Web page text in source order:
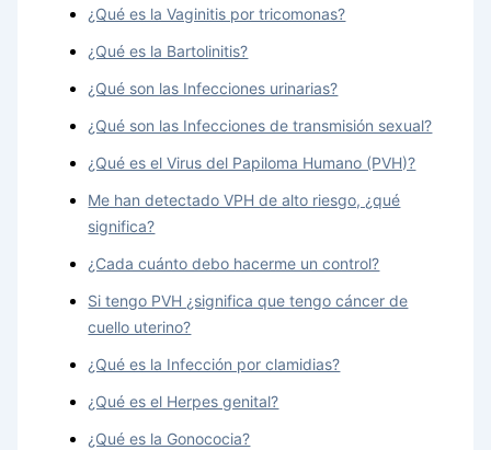
¿Qué es la Vaginitis por tricomonas?
¿Qué es la Bartolinitis?
¿Qué son las Infecciones urinarias?
¿Qué son las Infecciones de transmisión sexual?
¿Qué es el Virus del Papiloma Humano (PVH)?
Me han detectado VPH de alto riesgo, ¿qué
significa?
¿Cada cuánto debo hacerme un control?
Si tengo PVH ¿significa que tengo cáncer de
cuello uterino?
¿Qué es la Infección por clamidias?
¿Qué es el Herpes genital?
¿Qué es la Gonococia?